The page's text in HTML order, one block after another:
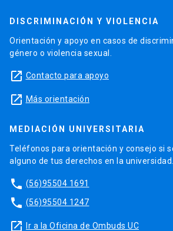
DISCRIMINACIÓN Y VIOLENCIA
Orientación y apoyo en casos de
género o violencia sexual.
launch Contacto para apoyo
launch Más orientación
MEDIACIÓN UNIVERSITARIA
Teléfonos para orientación y consejo si
alguno de tus derechos en la universidad.
phone (56)95504 1691
phone (56)95504 1247
launch Ir a la Oficina de Ombuds UC